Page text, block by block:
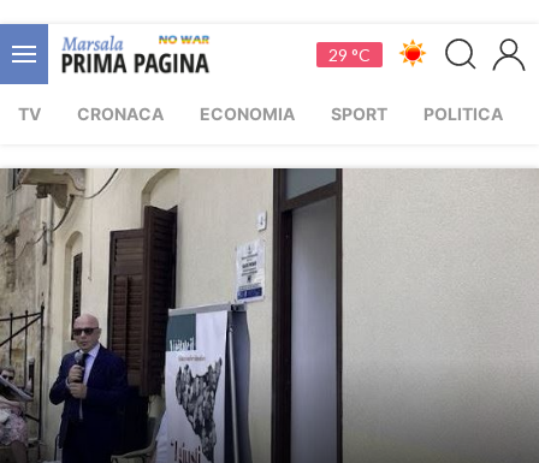
29 °C
TV CRONACA ECONOMIA SPORT POLITICA